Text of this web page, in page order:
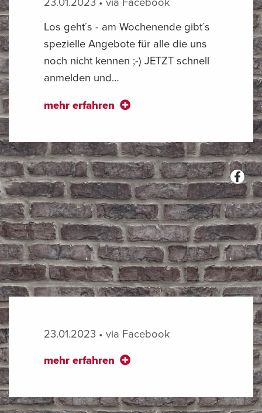
Los geht´s - am Wochenende gibt´s
spezielle Angebote für alle die uns
noch nicht kennen ;-) JETZT schnell
anmelden und…
mehr erfahren
23.01.2023 • via Facebook
mehr erfahren